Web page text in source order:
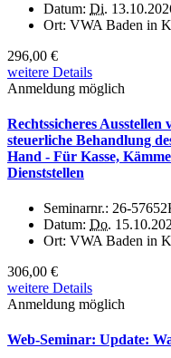
Datum: Di.
Ort: VWA Baden in
296,00 €
weitere Details
Anmeldung möglich
Rechtssicheres Ausstellen
steuerliche Behandlung
Hand - Für Kasse,
Dienststellen
Seminarnr.: 26-
Datum: Do.
Ort: VWA Baden in
306,00 €
weitere Details
Anmeldung möglich
Web-Seminar: Update: